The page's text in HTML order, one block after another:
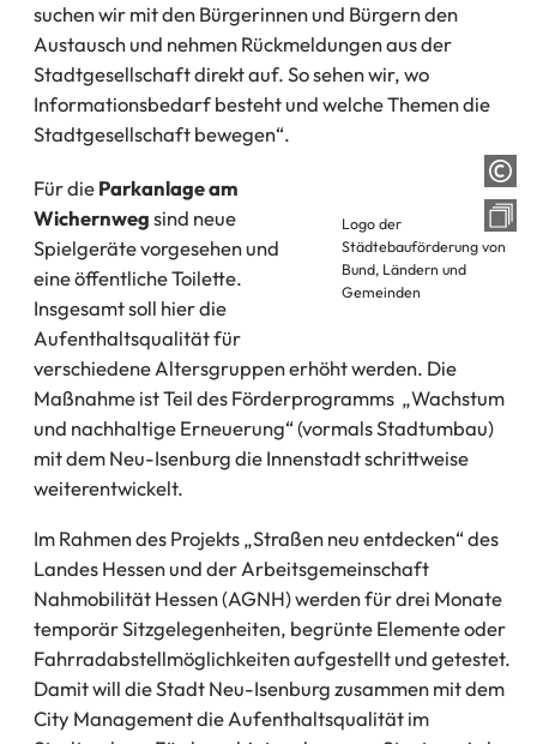
suchen wir mit den Bürgerinnen und Bürgern den
Austausch und nehmen Rückmeldungen aus der
Stadtgesellschaft direkt auf. So sehen wir, wo
Informationsbedarf besteht und welche Themen die
Stadtgesellschaft bewegen“.
Logo der
Städtebauförderung von
Bund, Ländern und
Gemeinden
Für dieParkanlage am
Wichernwegsind neue
Spielgeräte vorgesehen und
eine öffentliche Toilette.
Insgesamt soll hier die
Aufenthaltsqualität für
verschiedene Altersgruppen erhöht werden. Die
Maßnahme ist Teil des Förderprogramms „Wachstum
und nachhaltige Erneuerung“ (vormals Stadtumbau)
mit dem Neu-Isenburg die Innenstadt schrittweise
weiterentwickelt.
Im Rahmen des Projekts „Straßen neu entdecken“ des
Landes Hessen und der Arbeitsgemeinschaft
Nahmobilität Hessen (AGNH) werden für drei Monate
temporär Sitzgelegenheiten, begrünte Elemente oder
Fahrradabstellmöglichkeiten aufgestellt und getestet.
Damit will die Stadt Neu-Isenburg zusammen mit dem
City Management die Aufenthaltsqualität im